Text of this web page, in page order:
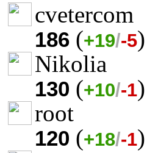
cvetercom
186 (+19/-5)
Nikolia
130 (+10/-1)
root
120 (+18/-1)